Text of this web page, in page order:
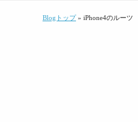
Blogトップ» iPhone4のルーツ